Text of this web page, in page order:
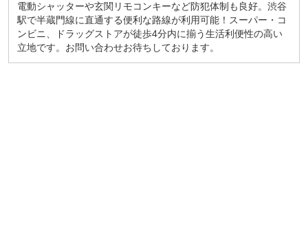
電動シャッターや玄関リモコンキーなど防犯体制も良好。渋谷
駅で半蔵門線に直通する便利な路線が利用可能！スーパー・コ
ンビニ、ドラッグストアが徒歩4分内に揃う生活利便性の高い
立地です。お問い合わせお待ちしております。